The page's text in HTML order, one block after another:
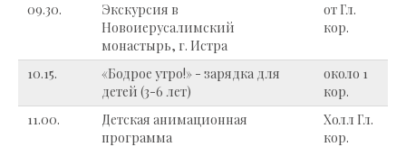
09.30.
Экскурсия в
Новоиерусалимский
монастырь, г. Истра
от Гл.
кор.
10.15.
«Бодрое утро!» - зарядка для
детей (3-6 лет)
около 1
кор.
11.00.
Детская анимационная
программа
Холл Гл.
кор.